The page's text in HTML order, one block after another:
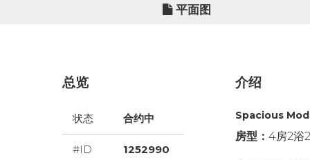
平面图
总览
状态 合约中
#ID 1252990
介绍
Spacious
房型： 4房2浴